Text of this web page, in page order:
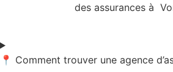
des assurances à
📍 Comment trouver une agence